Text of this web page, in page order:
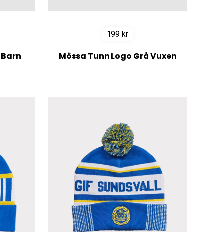
199kr
Mössa Tunn Logo Grå Vuxen